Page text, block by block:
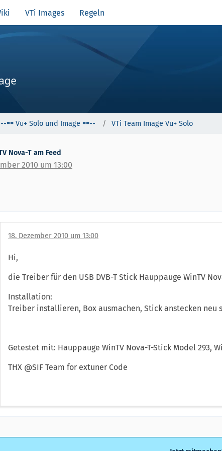
VTi Images Regeln
--== Vu+ Solo und Image ==-- VTi Team Image Vu+ Solo
Nova-T am Feed
2010 um 13:00
18. Dezember 2010 um 13:00
Hi,
die Treiber für den USB DVB-T Stick Hauppauge WinTV
Installation:
Treiber installieren, Box ausmachen, Stick anstecken
Getestet mit: Hauppauge WinTV Nova-T-Stick Model 293,
THX @SIF Team for extuner Code